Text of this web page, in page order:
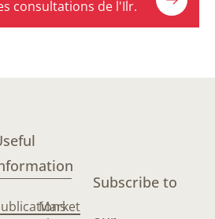
consultations de l'Ilr.
Market
Subscribe to